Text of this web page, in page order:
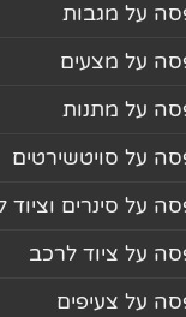
על מגבות
על מצעים
על מתנות
על סויטשירטים
על סינרים
על ציוד לרכב
על צעיפים